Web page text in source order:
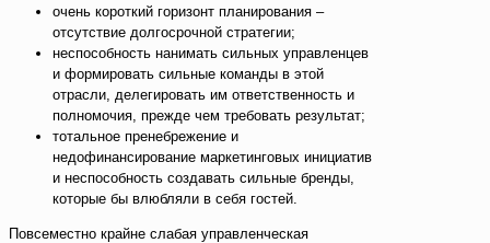
очень короткий горизонт планирования –
отсутствие долгосрочной стратегии;
неспособность нанимать сильных управленцев
и формировать сильные команды в этой
отрасли, делегировать им ответственность и
полномочия, прежде чем требовать результат;
тотальное пренебрежение и
недофинансирование маркетинговых инициатив
и неспособность создавать сильные бренды,
которые бы влюбляли в себя гостей.
Повсеместно крайне слабая управленческая